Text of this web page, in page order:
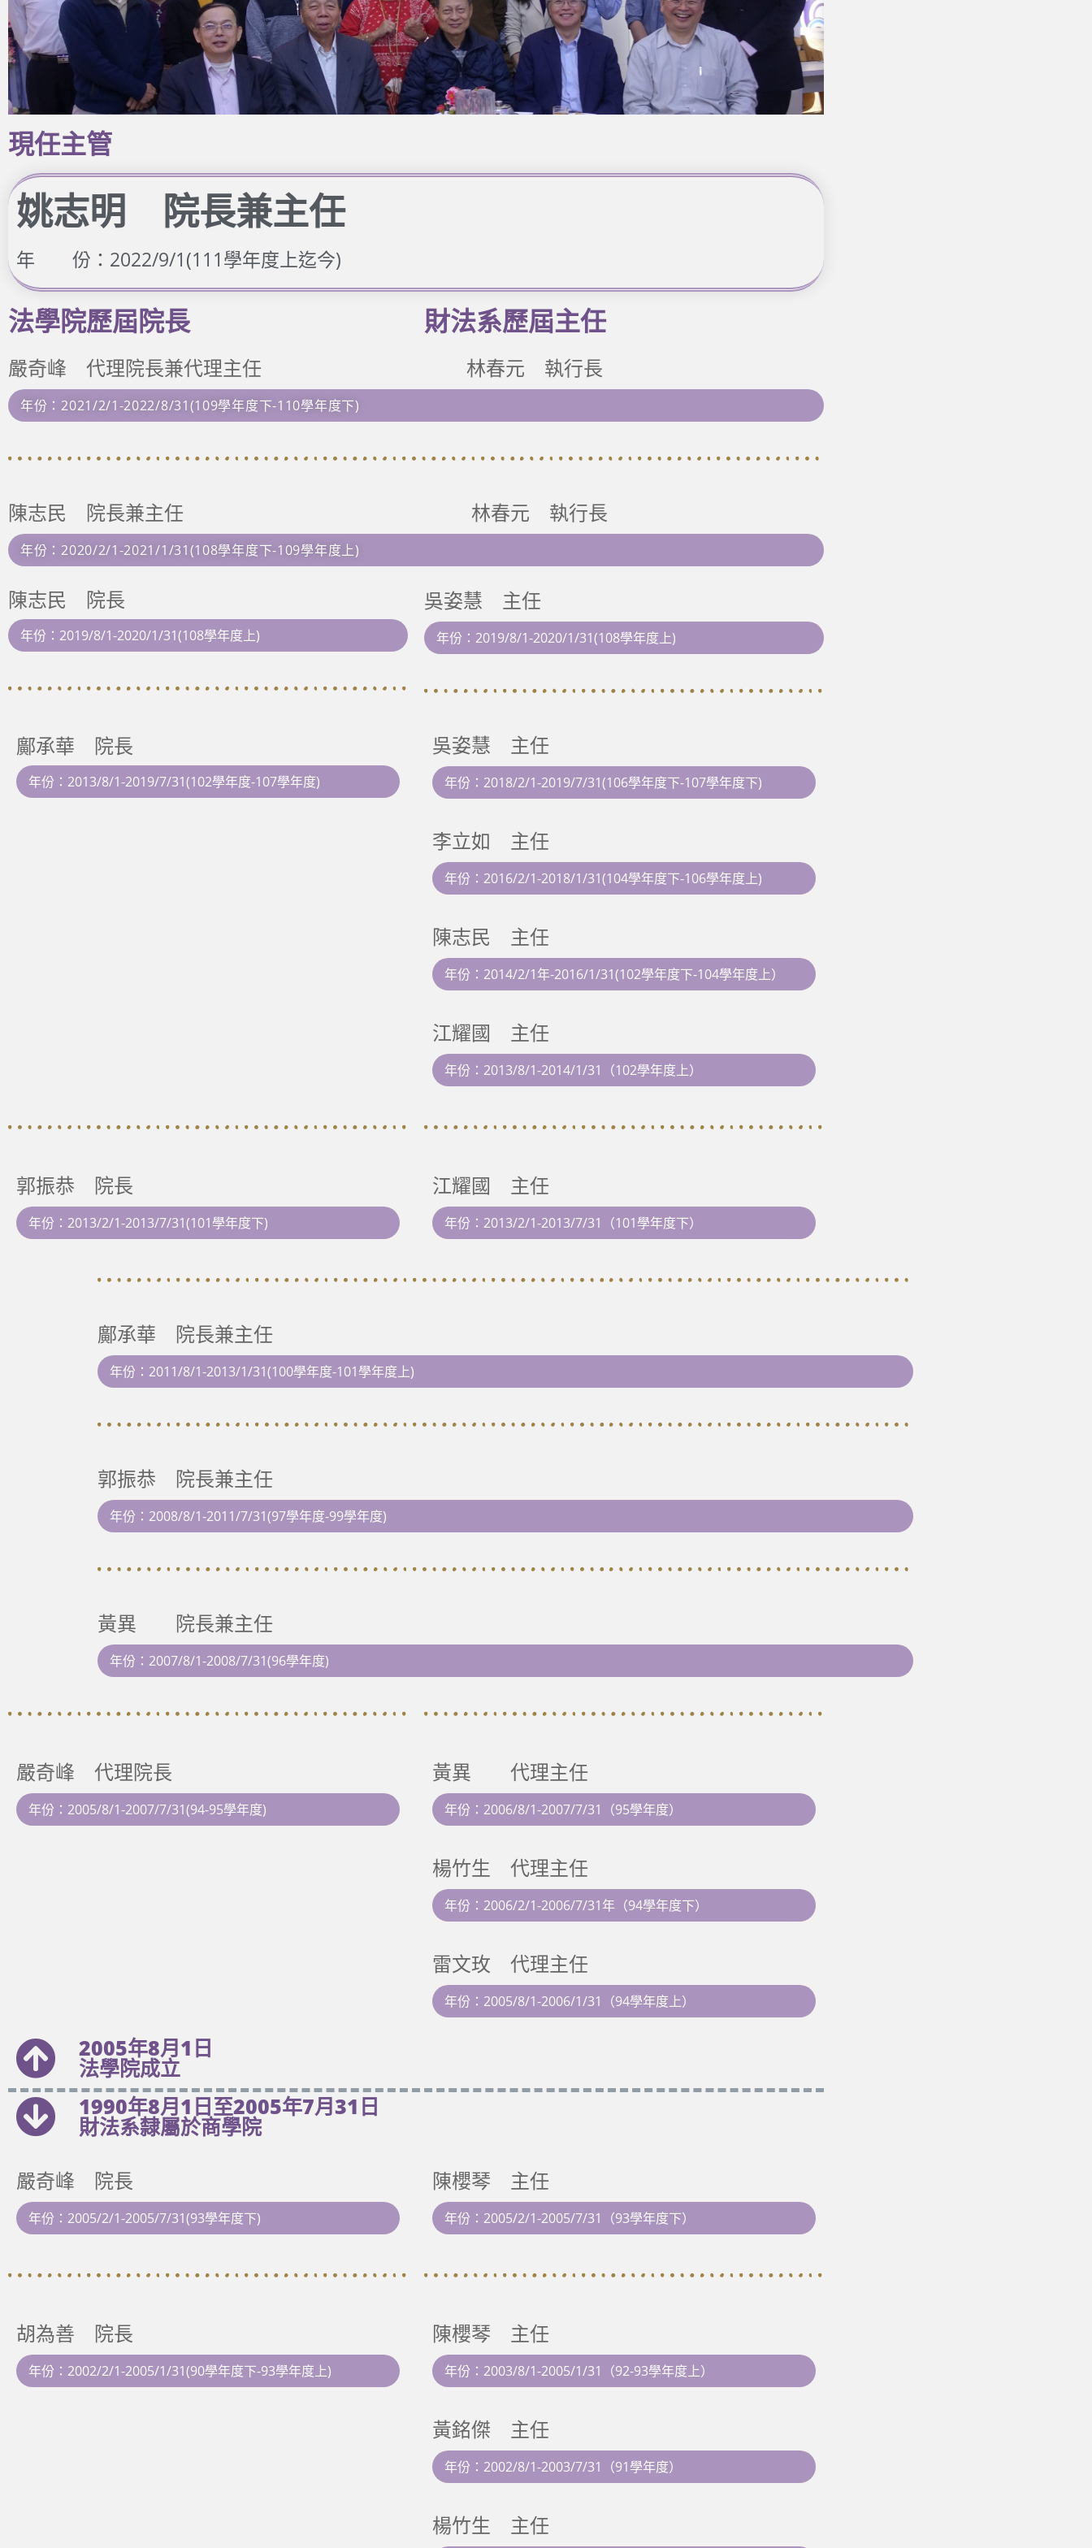
現任主管
姚志明 院長兼主任
年 份：2022/9/1(111學年度上迄今)
法學院歷屆院長 財法系歷屆主任
嚴奇峰 代理院長兼代理主任 林春元 執行長
年份：2021/2/1-2022/8/31(109學年度下-110學年度下)
陳志民 院長兼主任 林春元 執行長
年份：2020/2/1-2021/1/31(108學年度下-109學年度上)
陳志民 院長
年份：2019/8/1-2020/1/31(108學年度上)
鄺承華 院長
年份：2013/8/1-2019/7/31(102學年度-107學年度)
吳姿慧 主任
年份：2019/8/1-2020/1/31(108學年度上)
吳姿慧 主任
年份：2018/2/1-2019/7/31(106學年度下-107學年度下)
李立如 主任
年份：2016/2/1-2018/1/31(104學年度下-106學年度上)
陳志民 主任
年份：2014/2/1年-2016/1/31(102學年度下-104學年度上）
江耀國 主任
年份：2013/8/1-2014/1/31（102學年度上）
郭振恭 院長
年份：2013/2/1-2013/7/31(101學年度下)
江耀國 主任
年份：2013/2/1-2013/7/31（101學年度下）
鄺承華 院長兼主任
年份：2011/8/1-2013/1/31(100學年度-101學年度上)
郭振恭 院長兼主任
年份：2008/8/1-2011/7/31(97學年度-99學年度)
黃異 院長兼主任
年份：2007/8/1-2008/7/31(96學年度)
嚴奇峰 代理院長
年份：2005/8/1-2007/7/31(94-95學年度)
黃異 代理主任
年份：2006/8/1-2007/7/31（95學年度）
楊竹生 代理主任
年份：2006/2/1-2006/7/31年（94學年度下）
雷文玫 代理主任
年份：2005/8/1-2006/1/31（94學年度上）
2005年8月1日
法學院成立
1990年8月1日至2005年7月31日
財法系隸屬於商學院
嚴奇峰 院長
年份：2005/2/1-2005/7/31(93學年度下)
陳櫻琴 主任
年份：2005/2/1-2005/7/31（93學年度下）
胡為善 院長
年份：2002/2/1-2005/1/31(90學年度下-93學年度上)
陳櫻琴 主任
年份：2003/8/1-2005/1/31（92-93學年度上）
黃銘傑 主任
年份：2002/8/1-2003/7/31（91學年度）
楊竹生 主任